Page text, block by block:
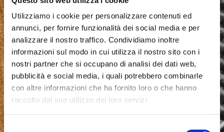
Utilizziamo i cookie per personalizzare contenuti ed
annunci, per fornire funzionalità dei social media e per
analizzare il nostro traffico. Condividiamo inoltre
informazioni sul modo in cui utilizza il nostro sito con i
nostri partner che si occupano di analisi dei dati web,
pubblicità e social media, i quali potrebbero combinarle
con altre informazioni che ha fornito loro o che hanno
raccolto dal suo utilizzo dei loro servizi.
Selezione
Es scheint, dass Sie aus einem Schliessen